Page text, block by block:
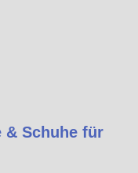
& Schuhe für